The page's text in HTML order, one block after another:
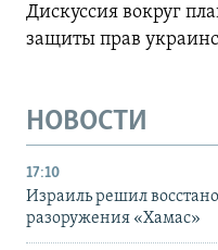
Дискуссия вокруг
защиты прав
НОВОСТИ
17:10
Израиль решил
разоружения «Хамас»